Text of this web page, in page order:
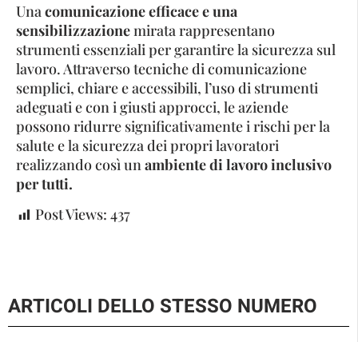
Unacomunicazione efficace e una
sensibilizzazionemirata rappresentano
strumenti essenziali per garantire la sicurezza sul
lavoro. Attraverso tecniche di comunicazione
semplici, chiare e accessibili, l’uso di strumenti
adeguati e con i giusti approcci, le aziende
possono ridurre significativamente i rischi per la
salute e la sicurezza dei propri lavoratori
realizzando così unambiente di lavoro inclusivo
per tutti.
Post Views: 437
ARTICOLI DELLO STESSO NUMERO